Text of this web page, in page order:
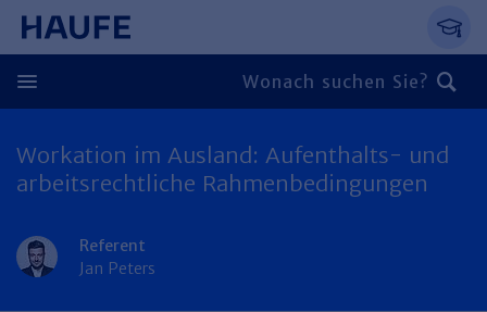
Springe direkt zum Hauptinhalt, zur
Zum Hauptinhalt springen
Zur Navigation springen
Zur Suche springen
Zurück
Personal
Workation im Ausland: Aufenthalts- und
arbeitsrechtliche Rahmenbedingungen
Referent
Jan Peters